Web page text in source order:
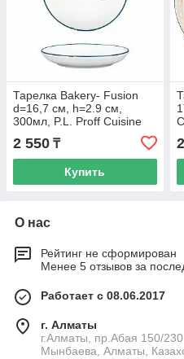
Тарелка Bakery- Fusion
d=16,7 см, h=2.9 см,
300мл, P.L. Proff Cuisine
2 550 ₸
Купить
О нас
Рейтинг не сформирован
Менее 5 отзывов за
Работает с 08.06.2017
г. Алматы
г.Алматы, пр.Абая 150/
Мынбаева, Алматы,